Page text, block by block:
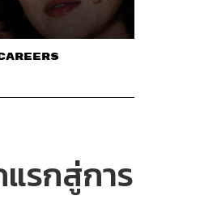
รกสู่การ